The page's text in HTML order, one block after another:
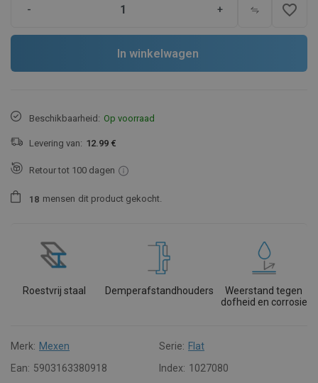
- + favorite_border
In winkelwagen
Beschikbaarheid: Op voorraad
Levering van: 12.99 €
Retour tot 100 dagen
1 8 mensen dit product gekocht.
Roestvrij staal Demperafstandhouders
Weerstand tegen
dofheid en corrosie
Merk: Mexen Serie: Flat
Ean: 5903163380918 Index: 1027080